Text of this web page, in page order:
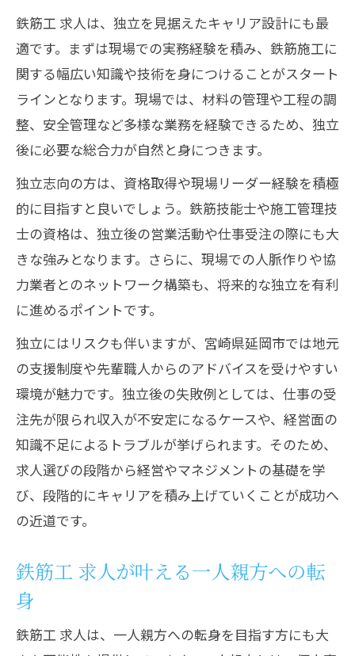
鉄筋工 求人は、独立を見据えたキャリア設計にも最
適です。まずは現場での実務経験を積み、鉄筋施工に
関する幅広い知識や技術を身につけることがスタート
ラインとなります。現場では、材料の管理や工程の調
整、安全管理など多様な業務を経験できるため、独立
後に必要な総合力が自然と身につきます。
独立志向の方は、資格取得や現場リーダー経験を積極
的に目指すと良いでしょう。鉄筋技能士や施工管理技
士の資格は、独立後の営業活動や仕事受注の際にも大
きな強みとなります。さらに、現場での人脈作りや協
力業者とのネットワーク構築も、将来的な独立を有利
に進めるポイントです。
独立にはリスクも伴いますが、宮崎県延岡市では地元
の支援制度や先輩職人からのアドバイスを受けやすい
環境が魅力です。独立後の失敗例としては、仕事の受
注先が限られ収入が不安定になるケースや、経営面の
知識不足によるトラブルが挙げられます。そのため、
求人選びの段階から経営やマネジメントの基礎を学
び、段階的にキャリアを積み上げていくことが成功へ
の近道です。
鉄筋工 求人が叶える一人親方への転
身
鉄筋工 求人は、一人親方への転身を目指す方にも大